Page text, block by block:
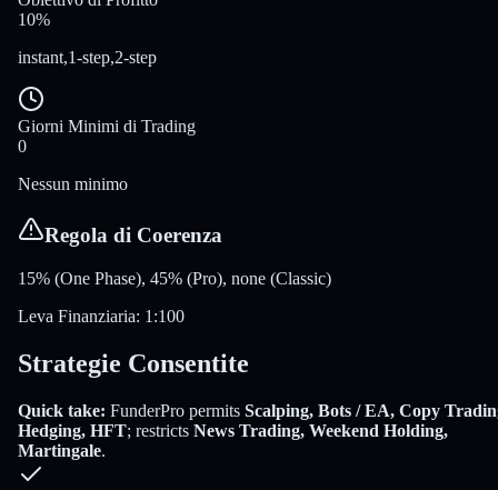
10%
instant,1-step,2-step
Giorni Minimi di Trading
0
Nessun minimo
Regola di Coerenza
15% (One Phase), 45% (Pro), none (Classic)
Leva Finanziaria: 1:100
Strategie Consentite
Quick take: FunderPro permits Scalping, Bots / EA, Copy
Hedging, HFT; restricts News Trading, Weekend Holding,
Martingale.